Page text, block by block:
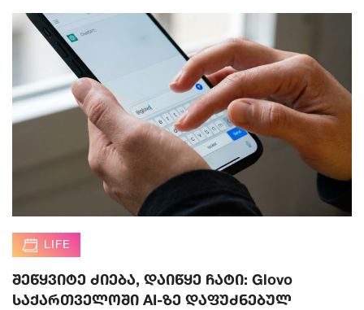
LIFE
შეწყვიტე ძიება, დაიწყე ჩატი: Glovo
საქართველოში AI-ზე დაფუძნებულ